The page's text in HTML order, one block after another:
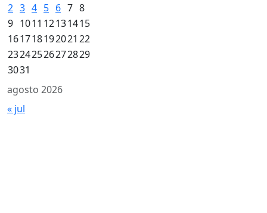
agosto 2026
2 3 4 5 6 7 8
9 1011 12131415
161718192021 22
23242526272829
3031
« jul